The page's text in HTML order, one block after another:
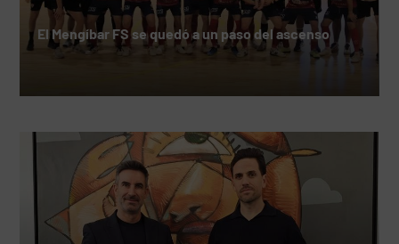
El Mengíbar FS se quedó a un paso del ascenso